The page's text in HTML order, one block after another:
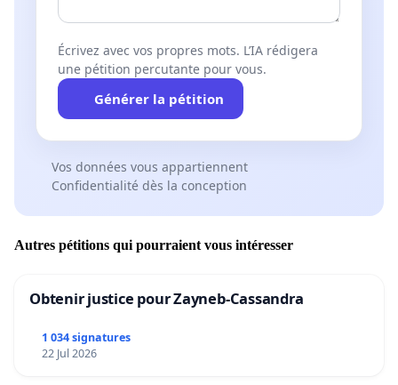
Écrivez avec vos propres mots. L’IA rédigera
une pétition percutante pour vous.
Générer la pétition
Vos données vous appartiennent
Confidentialité dès la conception
Autres pétitions qui pourraient vous intéresser
Obtenir justice pour Zayneb-Cassandra
1 034 signatures
22 Jul 2026